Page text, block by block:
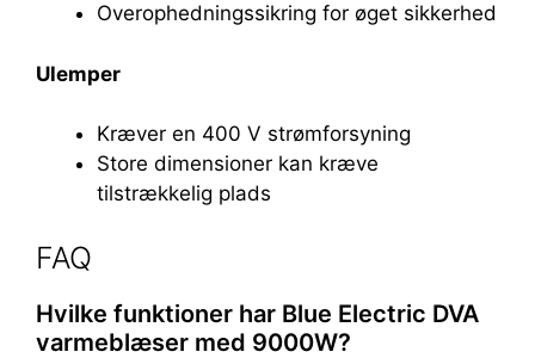
Overophedningssikring for øget sikkerhed
Ulemper
Kræver en 400 V strømforsyning
Store dimensioner kan kræve
tilstrækkelig plads
FAQ
Hvilke funktioner har Blue Electric DVA
varmeblæser med 9000W?